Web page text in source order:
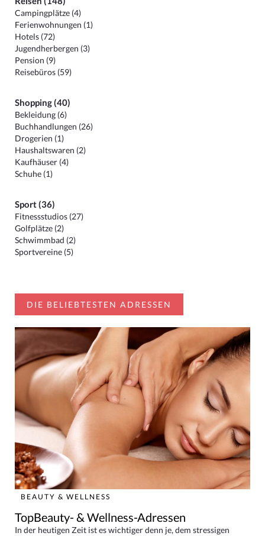
Campingplätze (4)
Ferienwohnungen (1)
Hotels (72)
Jugendherbergen (3)
Pension (9)
Reisebüros (59)
Shopping (40)
Bekleidung (6)
Buchhandlungen (26)
Drogerien (1)
Haushaltswaren (2)
Kaufhäuser (4)
Schuhe (1)
Sport (36)
Fitnessstudios (27)
Golfplätze (2)
Schwimmbad (2)
Sportvereine (5)
DIE BELIEBTESTEN ADRESSEN
BEAUTY & WELLNESS
TopBeauty- & Wellness-Adressen
In der heutigen Zeit ist es wichtiger denn je, dem stressigen